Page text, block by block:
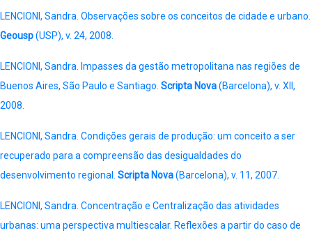
LENCIONI, Sandra. Observações sobre os conceitos de cidade e urbano.
Geousp(USP), v. 24, 2008.
LENCIONI, Sandra. Impasses da gestão metropolitana nas regiões de
Buenos Aires, São Paulo e Santiago. Scripta Nova(Barcelona), v. XII,
2008.
LENCIONI, Sandra. Condições gerais de produção: um conceito a ser
recuperado para a compreensão das desigualdades do
desenvolvimento regional. Scripta Nova(Barcelona), v. 11, 2007.
LENCIONI, Sandra. Concentração e Centralização das atividades
urbanas: uma perspectiva multiescalar. Reflexões a partir do caso de